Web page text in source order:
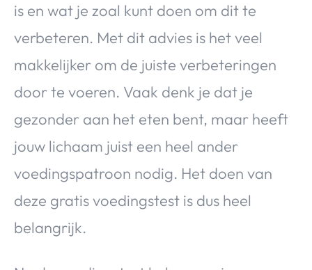
is en wat je zoal kunt doen om dit te
verbeteren. Met dit advies is het veel
makkelijker om de juiste verbeteringen
door te voeren. Vaak denk je dat je
gezonder aan het eten bent, maar heeft
jouw lichaam juist een heel ander
voedingspatroon nodig. Het doen van
deze gratis voedingstest is dus heel
belangrijk.